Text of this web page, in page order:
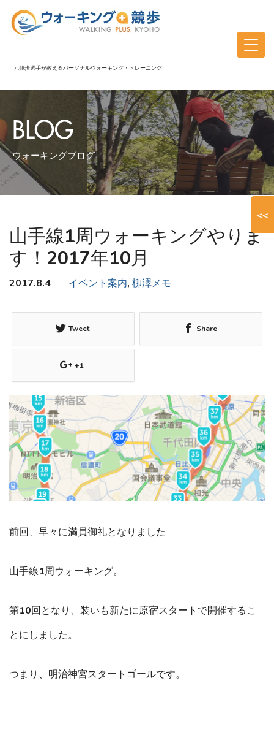
元競歩選手が教えるパーソナルウォーキング・トレーニング
BLOG
ウォーキングブログ
山手線1周ウォーキングやりま
す！2017年10月
2017.8.4 イベント案内, 柳澤メモ
Tweet Share
+1
前回、早々に満員御礼となりました
山手線1周ウォーキング。
第10回となり、装いも新たに原宿スタートで開催するこ
とにしました。
つまり、明治神宮スタートゴールです。
<<